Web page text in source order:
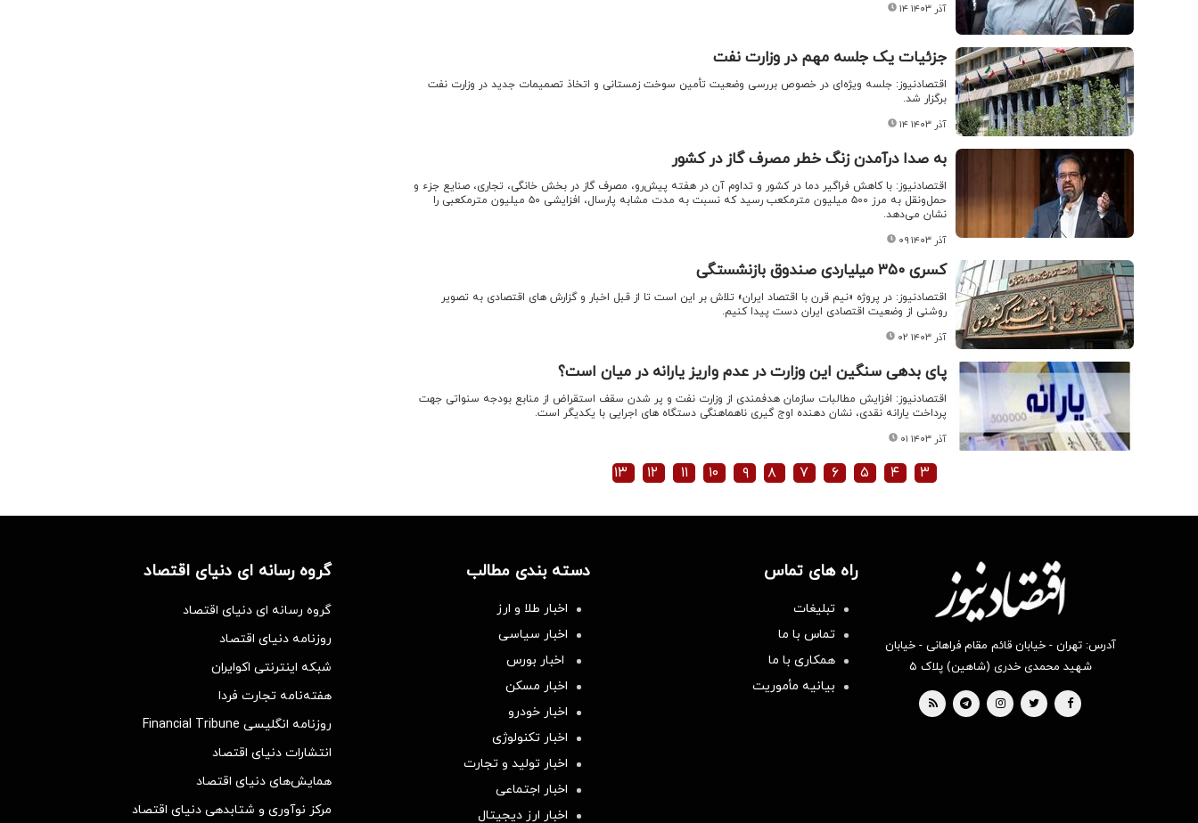
۱۴ آذر ۱۴۰۳
جزئیات یک جلسه مهم در وزارت نفت
اقتصادنیوز: جلسه ویژه‌ای در خصوص بررسی وضعیت تأمین سوخت زمستانی و اتخاذ تصمیمات جدید در وزارت نفت
برگزار شد.
۱۴ آذر ۱۴۰۳
به صدا درآمدن زنگ خطر مصرف گاز در کشور
اقتصادنیوز: با کاهش فراگیر دما در کشور و تداوم آن در هفته پیش‌رو، مصرف گاز در بخش خانگی، تجاری، صنایع جزء و
حمل‌ونقل به مرز ۵۰۰ میلیون مترمکعب رسید که نسبت به مدت مشابه پارسال، افزایشی ۵۰ میلیون مترمکعبی را
نشان می‌دهد.
۰۹ آذر ۱۴۰۳
کسری ۳۵۰ میلیاردی صندوق بازنشستگی
اقتصادنیوز: در پروژه «نیم قرن با اقتصاد ایران» تلاش بر این است تا از قبل اخبار و گزارش های اقتصادی به تصویر
روشنی از وضعیت اقتصادی ایران دست پیدا کنیم.
۰۲ آذر ۱۴۰۳
پای بدهی سنگین این وزارت در عدم واریز یارانه در میان است؟
اقتصادنیوز: افزایش مطالبات سازمان هدفمندی از وزارت نفت و پر شدن سقف استقراض از منابع بودجه سنواتی جهت
پرداخت یارانه نقدی، نشان دهنده اوج گیری ناهماهنگی دستگاه های اجرایی با یکدیگر است.
۰۱ آذر ۱۴۰۳
۳ ۴ ۵ ۶ ۷ ۸ ۹ ۱۰ ۱۱ ۱۲ ۱۳
آدرس: تهران - خیابان قائم مقام فراهانی - خیابان
شهید محمدی خدری (شاهین) پلاک ۵
راه های تماس
تبلیغات
تماس با ما
همکاری با ما
بیانیه مأموریت
دسته بندی مطالب
اخبار طلا و ارز
اخبار سیاسی
اخبار بورس
اخبار مسکن
اخبار خودرو
اخبار تکنولوژی
اخبار تولید و تجارت
اخبار اجتماعی
اخبار ارز دیجیتال
گروه رسانه ای دنیای اقتصاد
گروه رسانه ای دنیای اقتصاد
روزنامه دنیای اقتصاد
شبکه اینترنتی اکوایران
هفته‌نامه تجارت فردا
روزنامه انگلیسی Financial Tribune
انتشارات دنیای اقتصاد
همایش‌های دنیای اقتصاد
مرکز نوآوری و شتابدهی دنیای اقتصاد